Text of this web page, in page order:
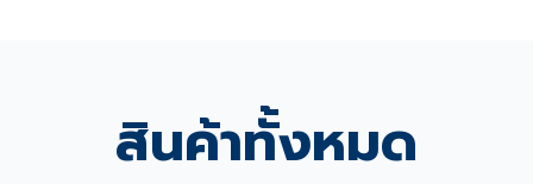
สินค้าทั้งหมด